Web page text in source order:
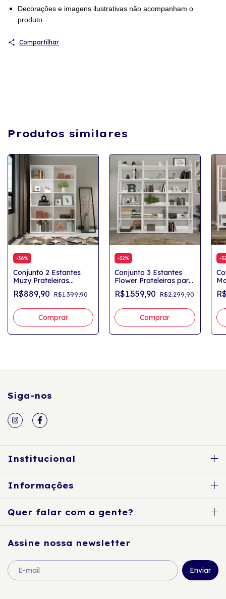
Decorações e imagens ilustrativas não acompanham o
produto.
Compartilhar
Produtos similares
-36%
Conjunto 2 Estantes
Muzy Prateleiras
Espaçosas para Livros
e Decorações Branco
R$889,90 R$1.399,90
-32%
Conjunto 3 Estantes
Flower Prateleiras para
Livros e Decorações
Branco
R$1.559,90 R$2.299,90
-32
Siga-nos
Institucional
Informações
Quer falar com a gente?
Assine nossa newsletter